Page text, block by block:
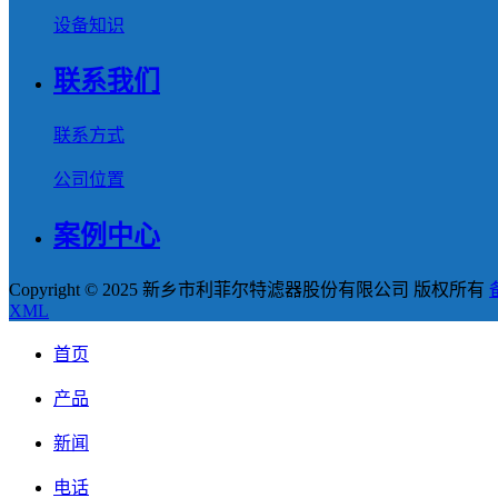
设备知识
联系我们
联系方式
公司位置
案例中心
Copyright © 2025 新乡市利菲尔特滤器股份有限公司 版权所有
XML
首页
产品
新闻
电话